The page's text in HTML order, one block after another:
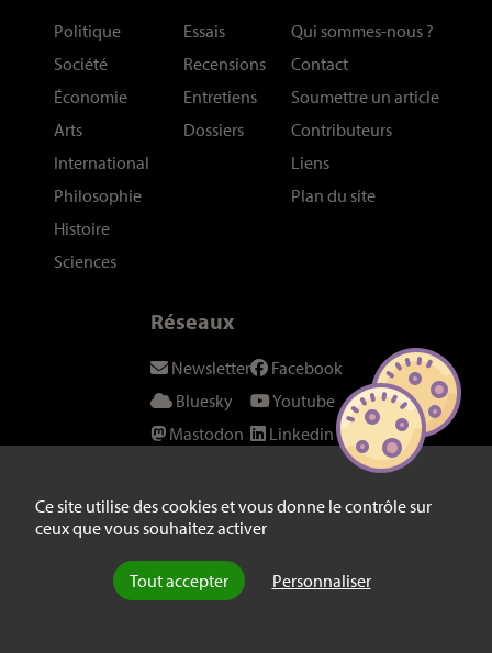
Ce site utilise des cookies et vous donne le contrôle sur
ceux que vous souhaitez activer
Tout accepter Personnaliser
Politique
Société
Économie
Arts
International
Philosophie
Histoire
Sciences
Essais
Recensions
Entretiens
Dossiers
Qui sommes-nous ?
Contact
Soumettre un article
Contributeurs
Liens
Plan du site
Réseaux
Newsletter
Bluesky
Mastodon
Instagram
Twitter/X
Facebook
Youtube
Linkedin
Fil RSS